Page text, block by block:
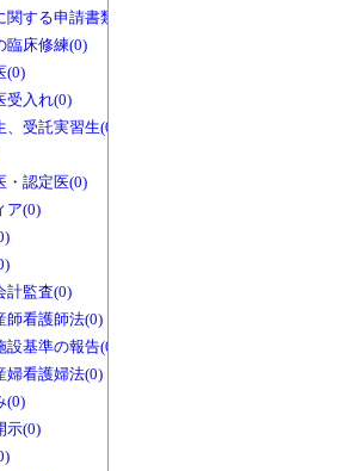
する申請書類(0)
臨床修練(0)
(0)
受入れ(0)
受託実習生(0)
・認定医(0)
ア(0)
計監査(0)
師看護師法(0)
基準の報告(0)
婦看護婦法(0)
(0)
示(0)